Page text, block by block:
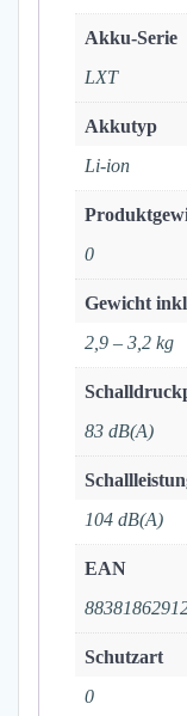
Akku-Serie
LXT
Akkutyp
Li-ion
0
Gewicht
2,9 – 3,2 kg
83 dB(A)
104 dB(A)
EAN
Schutzart
0